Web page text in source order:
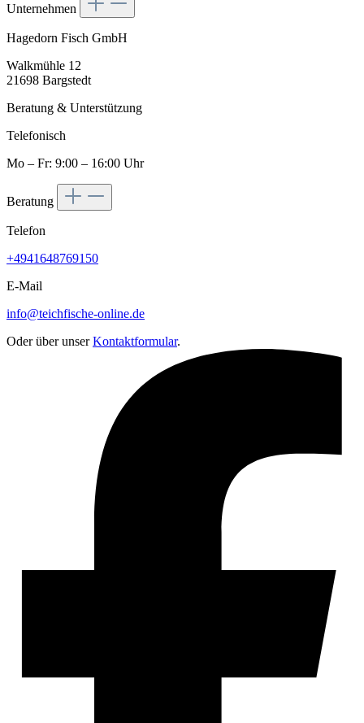
Unternehmen
Hagedorn Fisch GmbH
Walkmühle 12
21698 Bargstedt
Beratung & Unterstützung
Telefonisch
Mo – Fr: 9:00 – 16:00 Uhr
Beratung
Telefon
+4941648769150
E-Mail
info@teichfische-online.de
Oder über unserKontaktformular.